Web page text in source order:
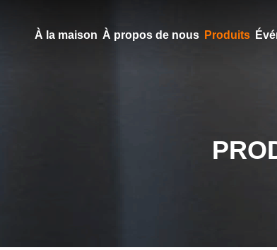
À la maison À propos de nous Produits